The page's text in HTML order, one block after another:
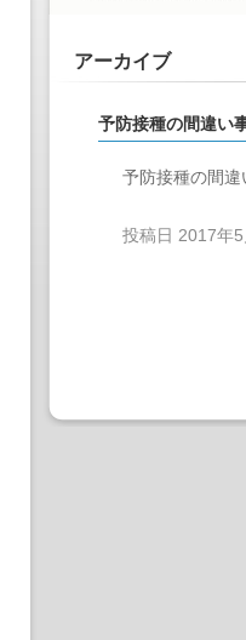
アーカイブ
予防接種の間違い
予防接種の間
投稿日 2017年